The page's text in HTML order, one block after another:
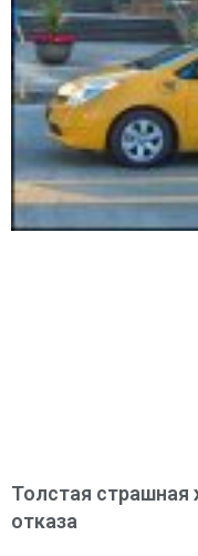
Толстая
отказа